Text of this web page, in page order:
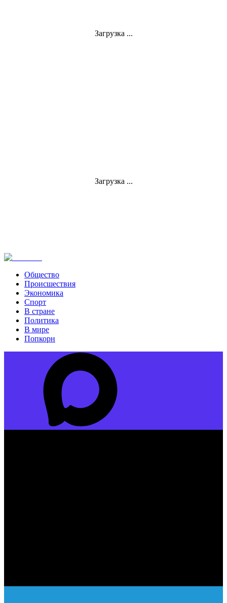
Загрузка ...
Загрузка ...
Общество
Происшествия
Экономика
Спорт
В стране
Политика
В мире
Попкорн